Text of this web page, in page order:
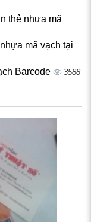
thẻ nhựa mã
mã vạch tại
Barcode 3588